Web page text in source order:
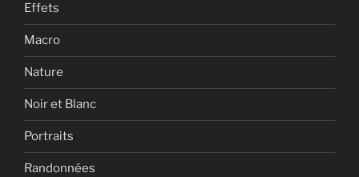
Effets
Macro
Nature
Noir et Blanc
Portraits
Randonnées